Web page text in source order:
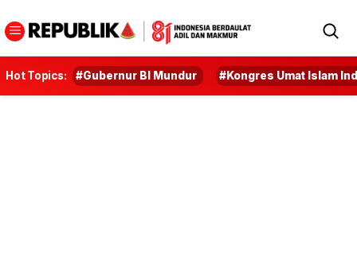
Hot Topics: #Gubernur BI Mundur #Kongres Umat Islam